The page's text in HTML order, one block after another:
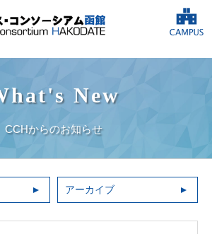
New
CCHからのお知らせ
アーカイブ